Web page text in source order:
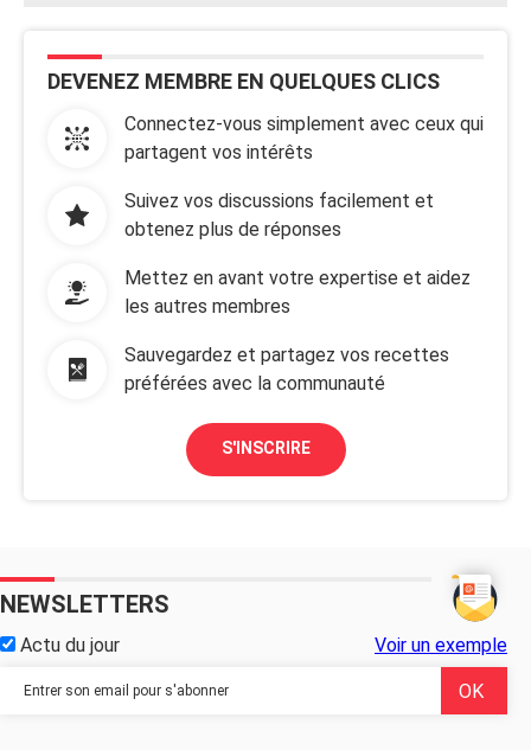
DEVENEZ MEMBRE EN QUELQUES CLICS
Connectez-vous simplement avec ceux qui
partagent vos intérêts
Suivez vos discussions facilement et
obtenez plus de réponses
Mettez en avant votre expertise et aidez
les autres membres
Sauvegardez et partagez vos recettes
préférées avec la communauté
S'INSCRIRE
NEWSLETTERS
Actu du jour Voir un exemple